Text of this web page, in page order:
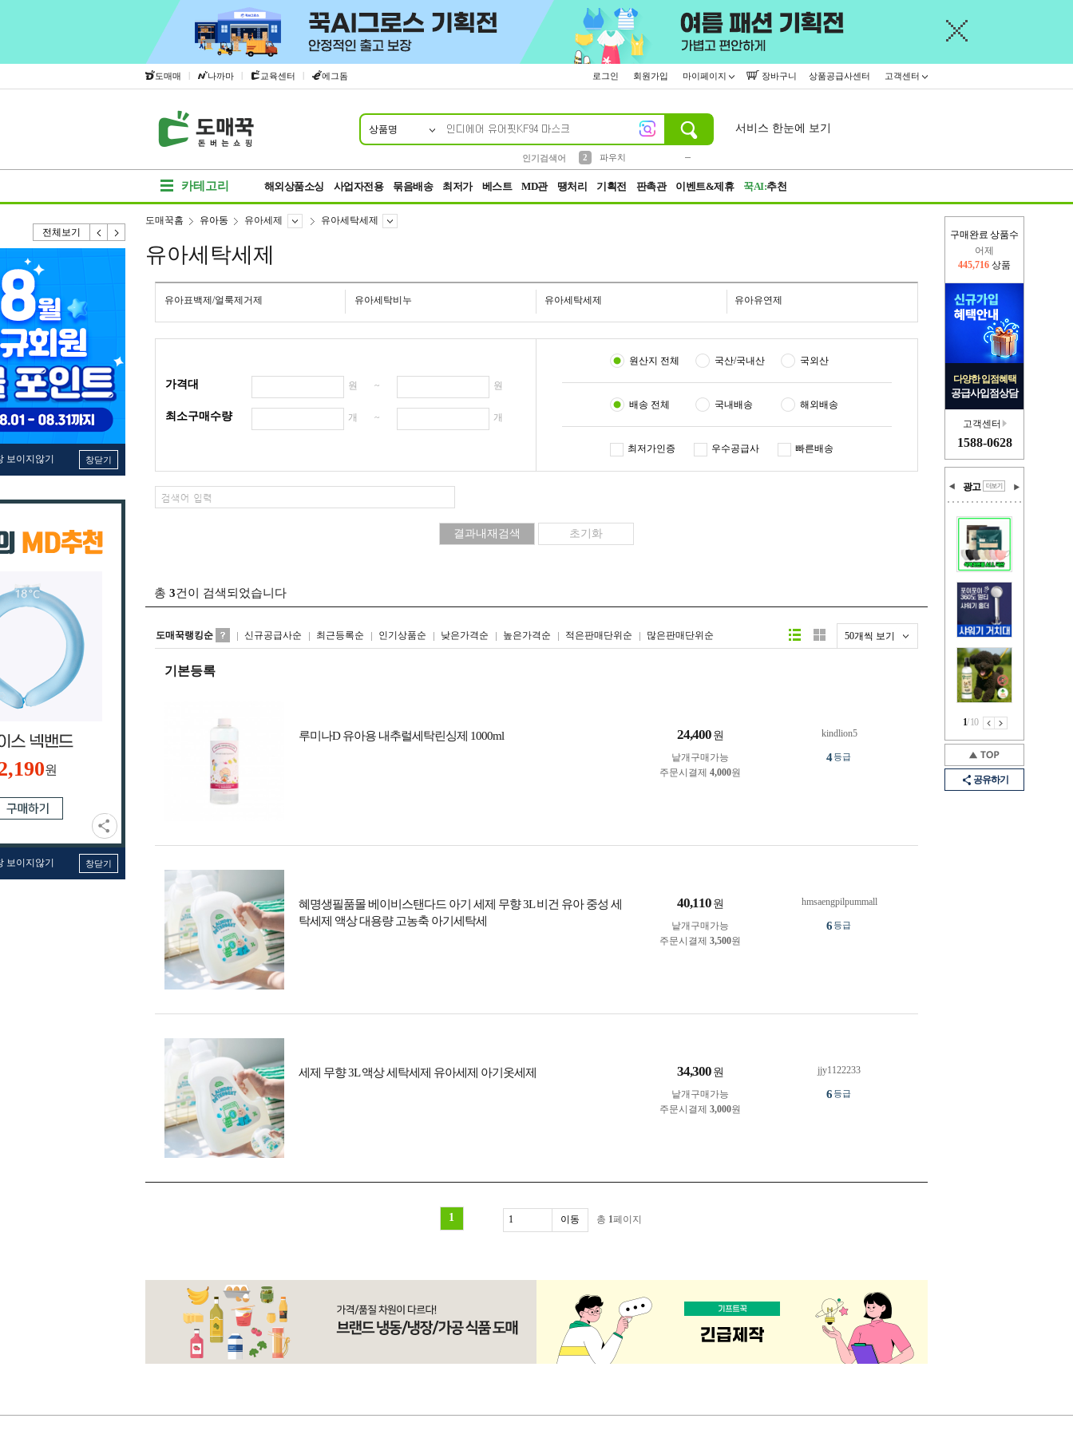
도매매 | 나까마 | 교육센터 | 에그돔 로그인 회원가입 마이페이지 장바구니 상품공급사센터 고객센터
상품명
인기검색어
2
파우치
서비스 한눈에 보기
카테고리 해외상품소싱 사업자전용 묶음배송 최저가 베스트 MD관 땡처리 기획전 판촉관 이벤트&제휴 꾹AI:추천
전체보기
보이지않기 창닫기
원
보이지않기 창닫기
구매완료 상품수
어제
445,716 상품
다양한 입점혜택
공급사입점상담
고객센터
1588-0628
광고
1/10
공유하기
도매꾹홈 유아동 유아세제 유아세탁세제
유아세탁세제
유아표백제/얼룩제거제 유아세탁비누 유아세탁세제 유아유연제
가격대 원 ~ 원
최소구매수량 개 ~ 개
원산지 전체 국산/국내산 국외산
배송 전체 국내배송 해외배송
최저가인증 우수공급사 빠른배송
총 3건이 검색되었습니다
도매꾹랭킹순 신규공급사순 최근등록순 인기상품순 낮은가격순 높은가격순 적은판매단위순 많은판매단위순 50개씩 보기
리스트형갤러리형
기본등록
루미나D 유아용 내추럴세탁린싱제 1000ml 24,400 원
낱개구매가능
주문시결제 4,000원
kindlion5
4등급
혜명생필품몰 베이비스탠다드 아기 세제 무향 3L 비건 유아 중성 세
탁세제 액상 대용량 고농축 아기세탁세
40,110 원
낱개구매가능
주문시결제 3,500원
hmsaengpilpummall
6등급
세제 무향 3L 액상 세탁세제 유아세제 아기옷세제 34,300 원
낱개구매가능
주문시결제 3,000원
jjy1122233
6등급
1 총 1페이지